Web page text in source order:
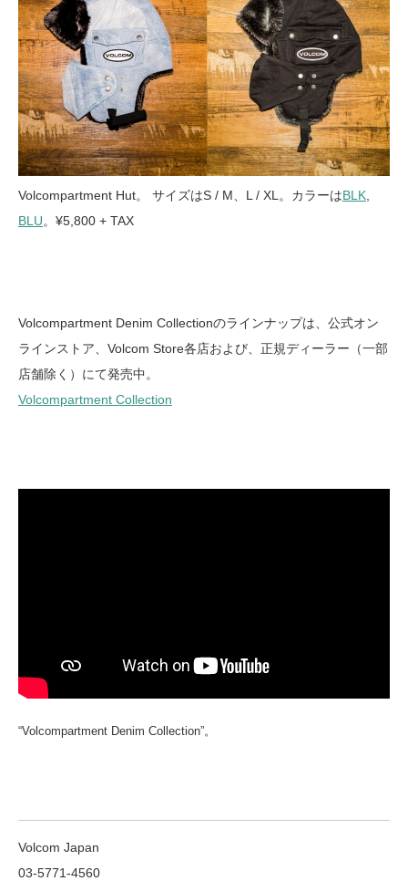
Volcompartment Hut。 サイズはS / M、L / XL。カラーはBLK,
BLU。¥5,800 + TAX
Volcompartment Denim Collectionのラインナップは、公式オン
ラインストア、Volcom Store各店および、正規ディーラー（一部
店舗除く）にて発売中。
Volcompartment Collection
“Volcompartment Denim Collection”。
Volcom Japan
03-5771-4560